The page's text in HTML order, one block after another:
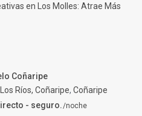
en Los Molles: Atrae Más
Coñaripe
Ríos, Coñaripe, Coñaripe
- seguro./noche